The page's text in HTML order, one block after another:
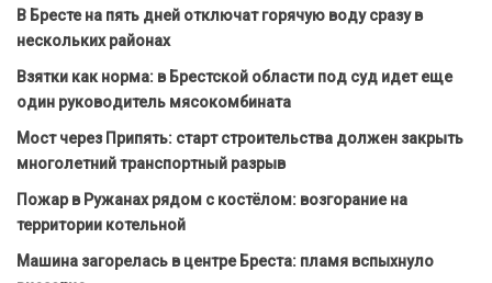
В Бресте на пять дней отключат горячую воду сразу в
нескольких районах
Взятки как норма: в Брестской области под суд идет еще
один руководитель мясокомбината
Мост через Припять: старт строительства должен закрыть
многолетний транспортный разрыв
Пожар в Ружанах рядом с костёлом: возгорание на
территории котельной
Машина загорелась в центре Бреста: пламя вспыхнуло